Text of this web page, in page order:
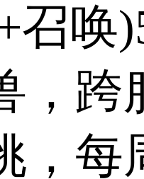
召唤
，跨
，每